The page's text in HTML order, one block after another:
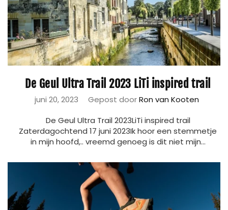
De Geul Ultra Trail 2023 LiTi inspired trail
juni 20, 2023 Gepost doorRon van Kooten
De Geul Ultra Trail 2023LiTi inspired trail
Zaterdagochtend 17 juni 2023Ik hoor een stemmetje
in mijn hoofd,.. vreemd genoeg is dit niet mijn...